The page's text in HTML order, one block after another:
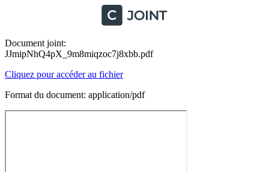
Document joint:
JJmipNhQ4pX_9m8miqzoc7j8xbb.pdf
Cliquez pour accéder au fichier
Format du document: application/pdf